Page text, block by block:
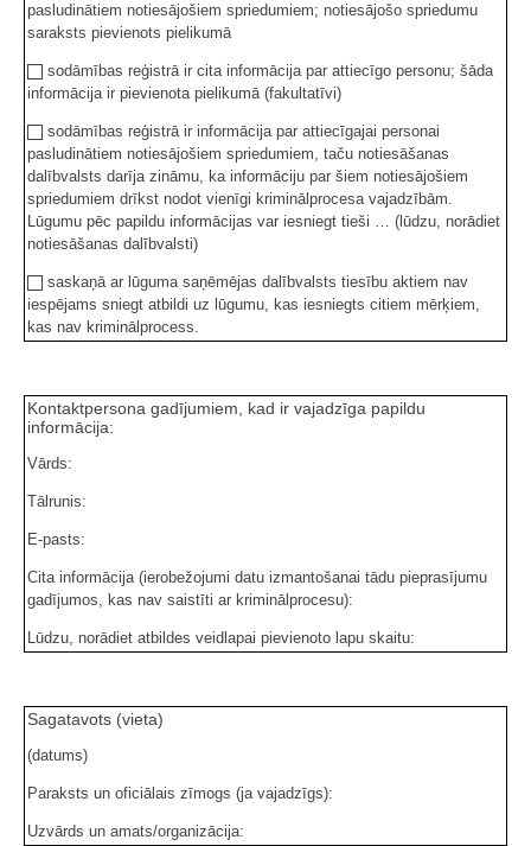
pasludinātiem notiesājošiem spriedumiem; notiesājošo spriedumu
saraksts pievienots pielikumā
sodāmības reģistrā ir cita informācija par attiecīgo personu; šāda
informācija ir pievienota pielikumā (fakultatīvi)
sodāmības reģistrā ir informācija par attiecīgajai personai
pasludinātiem notiesājošiem spriedumiem, taču notiesāšanas
dalībvalsts darīja zināmu, ka informāciju par šiem notiesājošiem
spriedumiem drīkst nodot vienīgi kriminālprocesa vajadzībām.
Lūgumu pēc papildu informācijas var iesniegt tieši … (lūdzu, norādiet
notiesāšanas dalībvalsti)
saskaņā ar lūguma saņēmējas dalībvalsts tiesību aktiem nav
iespējams sniegt atbildi uz lūgumu, kas iesniegts citiem mērķiem,
kas nav kriminālprocess.
Kontaktpersona gadījumiem, kad ir vajadzīga papildu
informācija:
Vārds:
Tālrunis:
E-pasts:
Cita informācija (ierobežojumi datu izmantošanai tādu pieprasījumu
gadījumos, kas nav saistīti ar kriminālprocesu):
Lūdzu, norādiet atbildes veidlapai pievienoto lapu skaitu:
Sagatavots (vieta)
(datums)
Paraksts un oficiālais zīmogs (ja vajadzīgs):
Uzvārds un amats/organizācija: